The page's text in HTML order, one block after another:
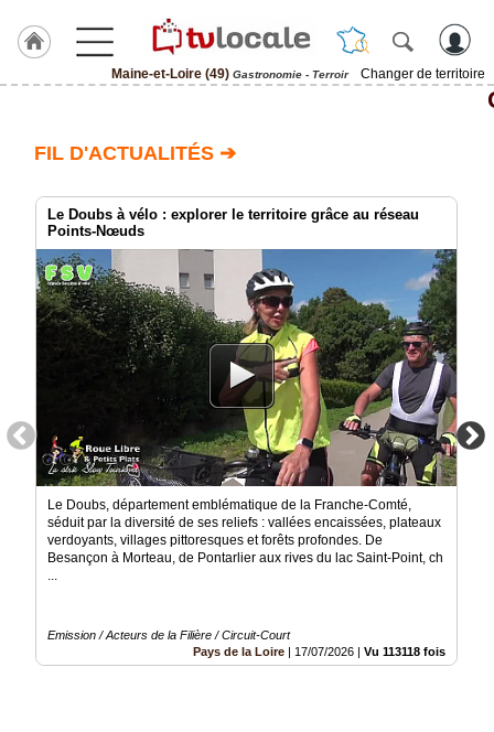
Maine-et-Loire (49) Gastronomie - Terroir
Changer de territoire
Maine-
TvLocale
France
Agenda
Gazette
Vidéos
Médias
Blogs
FIL D'ACTUALITÉS ➔
Le Doubs à vélo : explorer le territoire grâce au réseau
Points-Nœuds
Le Doubs, département emblématique de la Franche-Comté,
séduit par la diversité de ses reliefs : vallées encaissées, plateaux
verdoyants, villages pittoresques et forêts profondes. De
Besançon à Morteau, de Pontarlier aux rives du lac Saint-Point, ch
...
Emission / Acteurs de la Filière / Circuit-Court
Pays de la Loire
17/07/2026 Vu 113118 fois